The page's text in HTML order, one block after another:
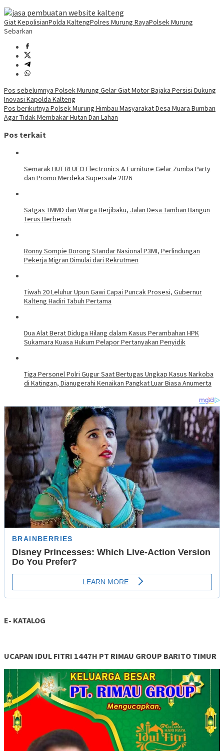
Giat KepolisianPolda KaltengPolres Murung RayaPolsek Murung
Sebarkan
Navigasi
pos
Pos sebelumnya Polsek Murung Gelar Giat Motor Bajaka Persisi Dukung
Inovasi Kapolda Kalteng
Pos berikutnya Polsek Murung Himbau Masyarakat Desa Muara Bumban
Agar Tidak Membakar Hutan Dan Lahan
Pos terkait
Semarak HUT RI UFO Electronics & Furniture Gelar Zumba Party
dan Promo Merdeka Supersale 2026
Satgas TMMD dan Warga Berjibaku, Jalan Desa Tamban Bangun
Terus Berbenah
Ronny Sompie Dorong Standar Nasional P3MI, Perlindungan
Pekerja Migran Dimulai dari Rekrutmen
Tiwah 20 Leluhur Upun Gawi Capai Puncak Prosesi, Gubernur
Kalteng Hadiri Tabuh Pertama
Dua Alat Berat Diduga Hilang dalam Kasus Perambahan HPK
Sukamara Kuasa Hukum Pelapor Pertanyakan Penyidik
Tiga Personel Polri Gugur Saat Bertugas Ungkap Kasus Narkoba
di Katingan, Dianugerahi Kenaikan Pangkat Luar Biasa Anumerta
E- KATALOG
UCAPAN IDUL FITRI 1447H PT RIMAU GROUP BARITO TIMUR